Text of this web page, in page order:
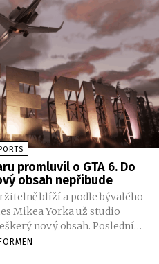
promluvil o GTA 6. Do
obsah nepřibude
blíží a podle bývalého
Mikea Yorka už studio
nový obsah. Poslední
patřit především testování,